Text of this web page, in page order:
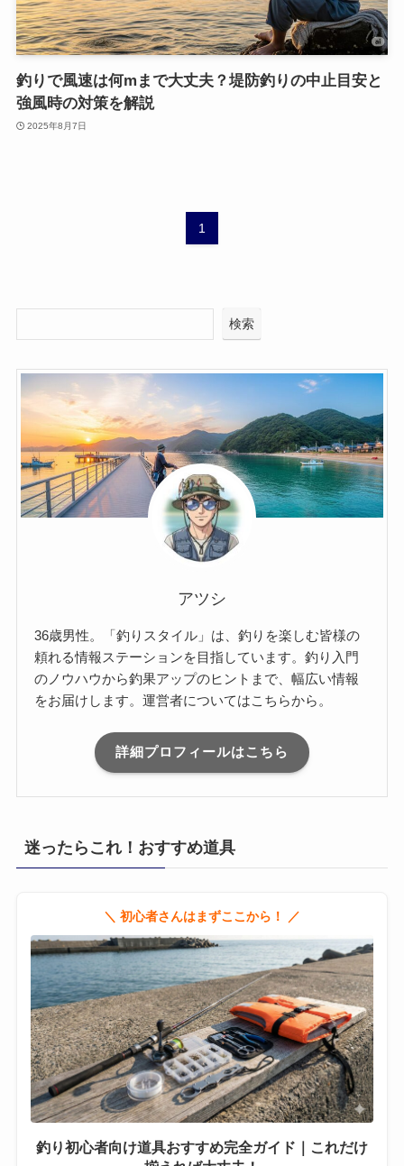
釣りで風速は何mまで大丈夫？堤防釣りの中止目安と
強風時の対策を解説
2025年8月7日
1
検索
アツシ
36歳男性。「釣りスタイル」は、釣りを楽しむ皆様の
頼れる情報ステーションを目指しています。釣り入門
のノウハウから釣果アップのヒントまで、幅広い情報
をお届けします。運営者についてはこちらから。
詳細プロフィールはこちら
迷ったらこれ！おすすめ道具
＼ 初心者さんはまずここから！ ／
釣り初心者向け道具おすすめ完全ガイド｜これだけ